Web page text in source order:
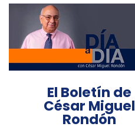
El Boletín de
César Miguel
Rondón